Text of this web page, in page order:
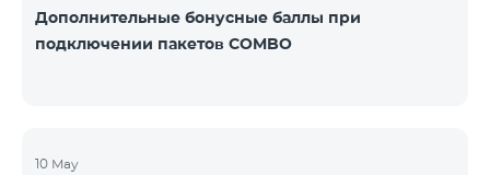
Дополнительные бонусные баллы при
подключении пакетов COMBO
10 May